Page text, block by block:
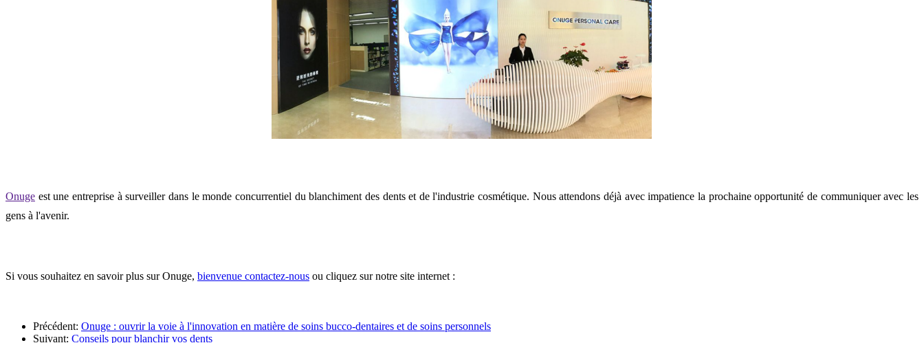
Onuge est une entreprise à surveiller dans le monde concurrentiel du blanchiment des dents et de l'industrie cosmétique. Nous attendons déjà avec impatience la prochaine opportunité de communiquer avec les
gens à l'avenir.
Si vous souhaitez en savoir plus sur Onuge, bienvenue contactez-nous ou cliquez sur notre site internet :
Précédent: Onuge : ouvrir la voie à l'innovation en matière de soins bucco-dentaires et de soins personnels
Suivant: Conseils pour blanchir vos dents